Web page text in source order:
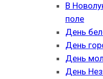
В
поле
День
День
День
День